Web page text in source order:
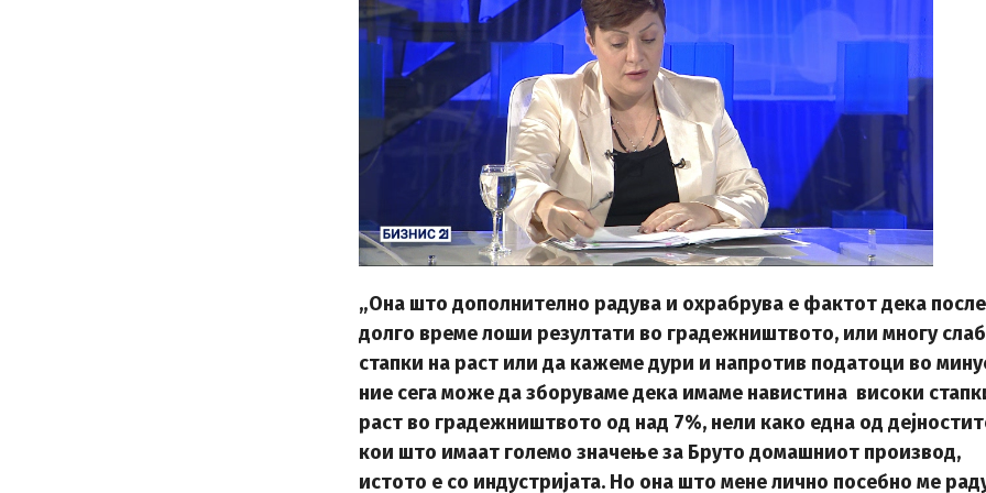
„Она што дополнително радува и охрабрува е фактот дека после
долго време лоши резултати во градежништвото, или многу
стапки на раст или да кажеме дури и напротив податоци во
ние сега може да зборуваме дека имаме навистина високи
раст во градежништвото од над 7%, нели како една од
кои што имаат големо значење за Бруто домашниот производ,
истото е со индустријата. Но она што мене лично посебно ме